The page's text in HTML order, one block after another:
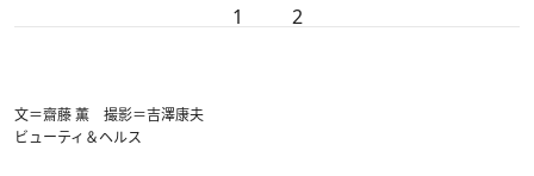
1 2
文＝齋藤 薫 撮影＝吉澤康夫
ビューティ＆ヘルス